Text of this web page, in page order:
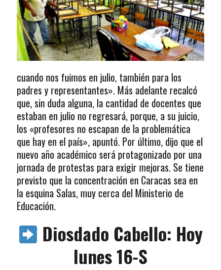
cuando nos fuimos en julio, también para los
padres y representantes». Más adelante recalcó
que, sin duda alguna, la cantidad de docentes que
estaban en julio no regresará, porque, a su juicio,
los «profesores no escapan de la problemática
que hay en el país», apuntó. Por último, dijo que el
nuevo año académico será protagonizado por una
jornada de protestas para exigir mejoras. Se tiene
previsto que la concentración en Caracas sea en
la esquina Salas, muy cerca del Ministerio de
Educación.
Diosdado Cabello: Hoy
lunes 16-S